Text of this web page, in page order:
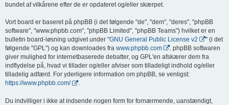
bundet af vilkårene efter de er opdateret og/eller skærpet.
Vort board er baseret på phpBB (i det følgende "de", "dem", "deres", "phpBB
software", "www.phpbb.com", "phpBB Limited", "phpBB Teams") hvilket er en
bulletin board-løsning udgivet under "GNU General Public License v2
" (i det
følgende "GPL") og kan downloades fra www.phpbb.com
. phpBB softwaren
giver mulighed for internetbaserede debatter, og GPL'en afskærer dem fra
indflydelse på, hvad vi tillader og/eller afviser som tilladeligt indhold og/eller
tilladelig adfærd. For yderligere information om phpBB, se venligst:
https://www.phpbb.com/
.
Du indvilliger i ikke at indsende nogen form for fornærmende, uanstændigt,